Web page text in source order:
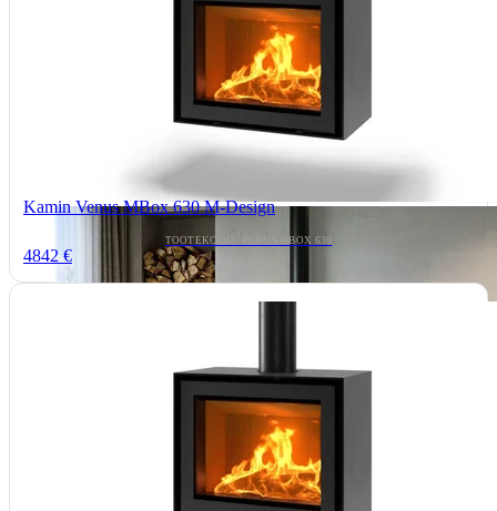
Kamin Venus MBox 630 M-Design
TOOTEKOOD: VENUS MBOX 630
4842 €